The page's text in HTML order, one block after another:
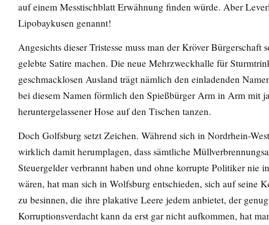
auf einem Messtischblatt Erwähnung finden würde. Aber
Lipobaykusen genannt!
Angesichts dieser Tristesse muss man der Kröver Bürgerschaft
gelebte Satire machen. Die neue Mehrzweckhalle für
geschmacklosen Ausland trägt nämlich den einladenden
bei diesem Namen förmlich den Spießbürger Arm in Arm mit
heruntergelassener Hose auf den Tischen tanzen.
Doch Golfsburg setzt Zeichen. Während sich in Nordrhein-
wirklich damit herumplagen, dass sämtliche
Steuergelder verbrannt haben und ohne korrupte Politiker nie
wären, hat man sich in Wolfsburg entschieden, sich auf seine
zu besinnen, die ihre plakative Leere jedem anbietet, der
Korruptionsverdacht kann da erst gar nicht aufkommen, hat